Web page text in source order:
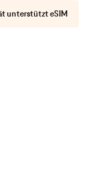
unterstützt eSIM